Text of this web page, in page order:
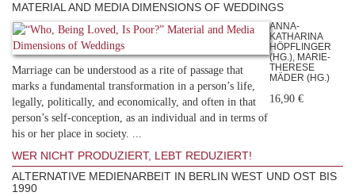
MATERIAL AND MEDIA DIMENSIONS OF WEDDINGS
Marriage can be understood as a rite of passage that
marks a fundamental transformation in a person’s life,
legally, politically, and economically, and often in that
person’s self-conception, as an individual and in terms of
his or her place in society. ...
ANNA-
KATHARINA
HÖPFLINGER
(HG.), MARIE-
THERESE
MÄDER (HG.)
16,90 €
WER NICHT PRODUZIERT, LEBT REDUZIERT!
ALTERNATIVE MEDIENARBEIT IN BERLIN WEST UND OST BIS
1990